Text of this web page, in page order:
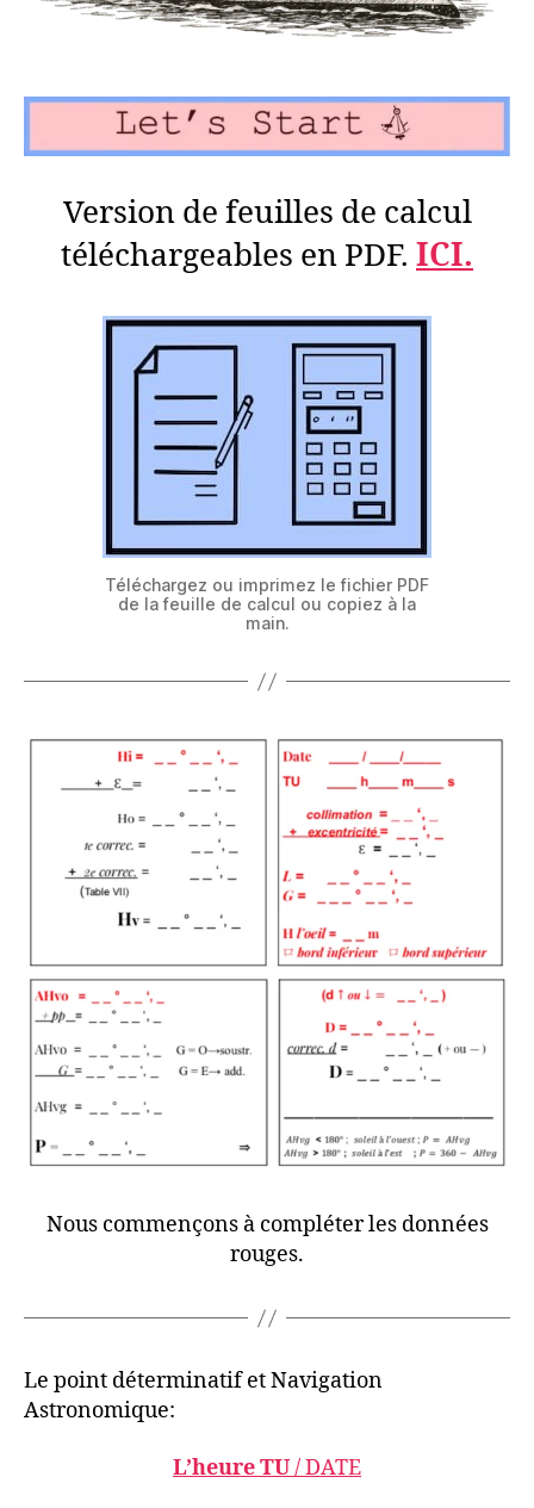
Version de feuilles de calcul
téléchargeables en PDF. ICI.
Téléchargez ou imprimez le fichier PDF
de la feuille de calcul ou copiez à la
main.
Nous commençons à compléter les données
rouges.
Le point déterminatif et Navigation
Astronomique:
L’heure TU/ DATE